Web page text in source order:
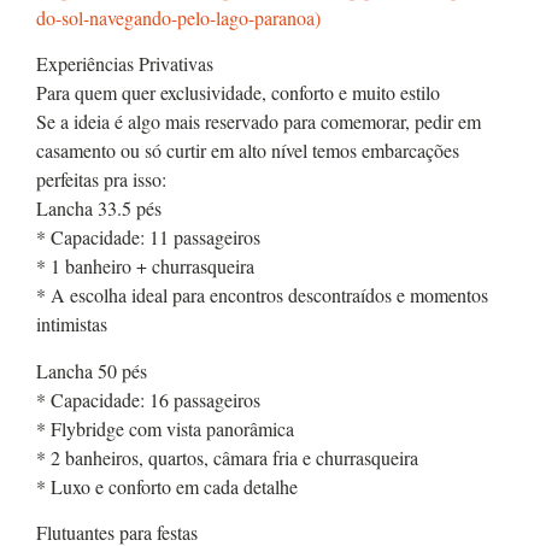
do-sol-navegando-pelo-lago-paranoa)
Experiências Privativas
Para quem quer exclusividade, conforto e muito estilo
Se a ideia é algo mais reservado para comemorar, pedir em
casamento ou só curtir em alto nível temos embarcações
perfeitas pra isso:
Lancha 33.5 pés
* Capacidade: 11 passageiros
* 1 banheiro + churrasqueira
* A escolha ideal para encontros descontraídos e momentos
intimistas
Lancha 50 pés
* Capacidade: 16 passageiros
* Flybridge com vista panorâmica
* 2 banheiros, quartos, câmara fria e churrasqueira
* Luxo e conforto em cada detalhe
Flutuantes para festas